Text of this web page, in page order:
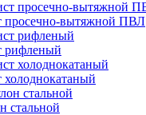
просечно-вытяжной ПВЛ
рифленый
холоднокатаный
стальной